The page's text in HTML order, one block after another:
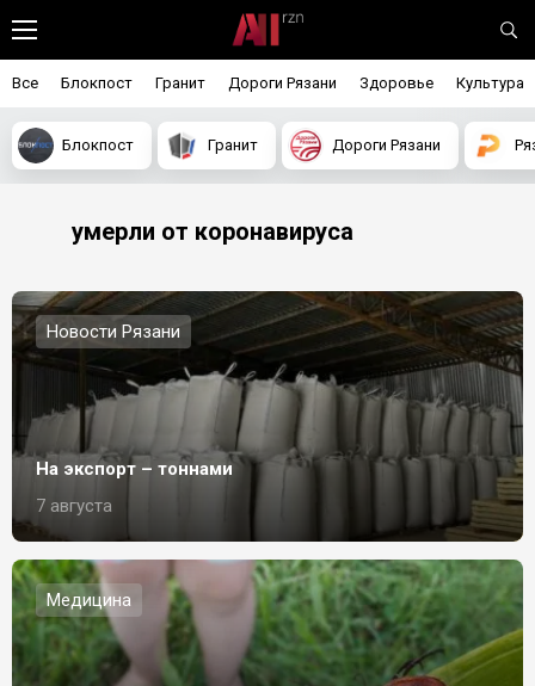
Все Блокпост Гранит Дороги Рязани Здоровье Культура
Блокпост Гранит Дороги Рязани
умерли от коронавируса
Новости Рязани
На экспорт – тоннами
7 августа
Медицина